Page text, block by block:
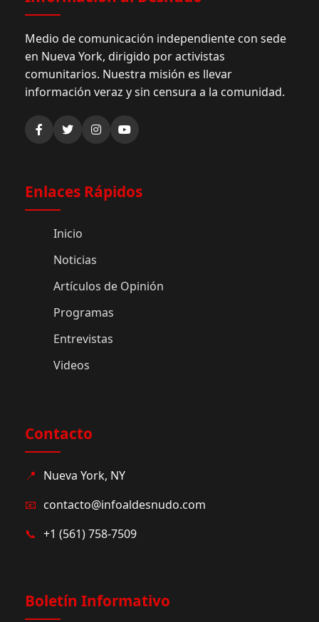
Medio de comunicación independiente con sede
en Nueva York, dirigido por activistas
comunitarios. Nuestra misión es llevar
información veraz y sin censura a la comunidad.
Enlaces Rápidos
Inicio
Noticias
Artículos de Opinión
Programas
Entrevistas
Videos
Contacto
📍 Nueva York, NY
📧 contacto@infoaldesnudo.com
📞 +1 (561) 758-7509
Boletín Informativo